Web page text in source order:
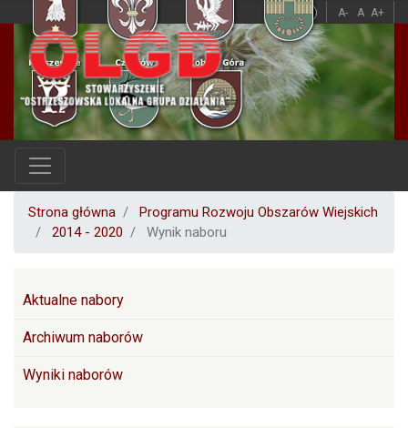
Przejdź
do
treści
A- A A+
A A
Strona główna
Programu Rozwoju Obszarów Wiejskich
2014 - 2020
Wynik naboru
PROW
Aktualne nabory
Archiwum naborów
Wyniki naborów